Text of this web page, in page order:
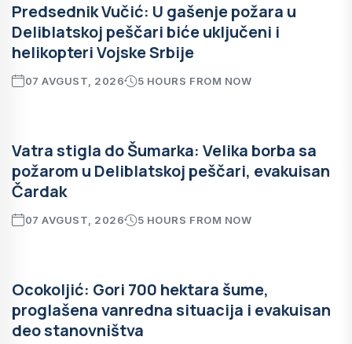
Predsednik Vučić: U gašenje požara u
Deliblatskoj peščari biće uključeni i
helikopteri Vojske Srbije
07 AVGUST, 2026 5 HOURS FROM NOW
Vatra stigla do Šumarka: Velika borba sa
požarom u Deliblatskoj peščari, evakuisan
Čardak
07 AVGUST, 2026 5 HOURS FROM NOW
Ocokoljić: Gori 700 hektara šume,
proglašena vanredna situacija i evakuisan
deo stanovništva